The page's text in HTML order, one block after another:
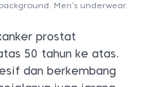
Men’s underwear.
prostat
50 tahun ke atas.
dan berkembang